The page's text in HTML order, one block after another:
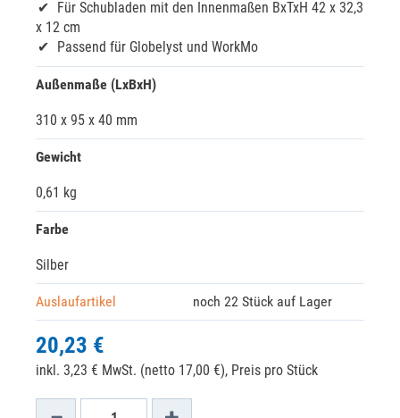
Für Schubladen mit den Innenmaßen BxTxH 42 x 32,3
x 12 cm
Passend für Globelyst und WorkMo
Außenmaße (LxBxH)
310 x 95 x 40 mm
Gewicht
0,61 kg
Farbe
Silber
Auslaufartikel noch 22 Stück auf Lager
20,23 €
inkl. 3,23 € MwSt. (netto 17,00 €), Preis pro Stück